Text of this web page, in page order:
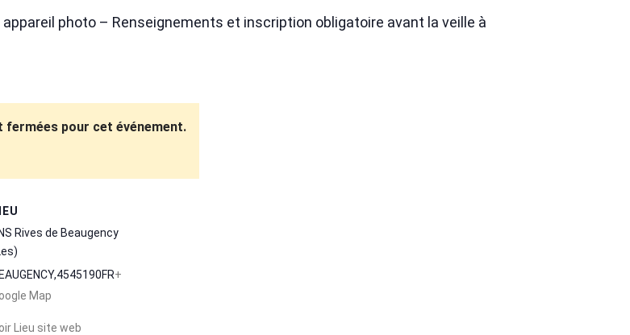
photo – Renseignements et inscription obligatoire avant la veille à
pour cet événement.
Rives de Beaugency
,4545190FR+
Map
Lieu site web